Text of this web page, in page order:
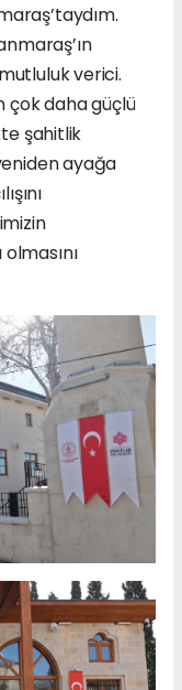
verici.
çok daha güçlü
şahitlik
ayağa